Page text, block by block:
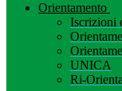
Orientamento
Iscrizioni
UNICA
Ri-